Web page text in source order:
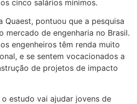
cinco salários mínimos.
Quaest, pontuou que a pesquisa
mercado de engenharia no Brasil.
engenheiros têm renda muito
e se sentem vocacionados a
de projetos de impacto
estudo vai ajudar jovens de